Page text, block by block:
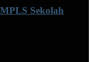
Sekolah